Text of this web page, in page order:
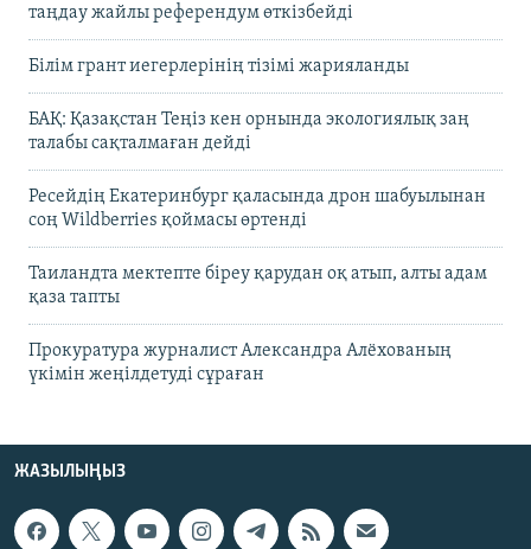
таңдау жайлы референдум өткізбейді
Білім грант иегерлерінің тізімі жарияланды
БАҚ: Қазақстан Теңіз кен орнында экологиялық заң
талабы сақталмаған дейді
Ресейдің Екатеринбург қаласында дрон шабуылынан
соң Wildberries қоймасы өртенді
Таиландта мектепте біреу қарудан оқ атып, алты адам
қаза тапты
Прокуратура журналист Александра Алёхованың
үкімін жеңілдетуді сұраған
ЖАЗЫЛЫҢЫЗ